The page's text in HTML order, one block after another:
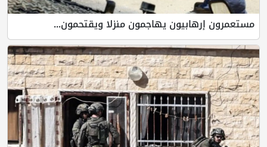
مستعمرون إرهابيون يهاجمون منزلا ويقتحمون...